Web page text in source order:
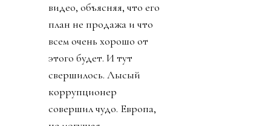
видео, объясняя, что его
план не продажа и что
всем очень хорошо от
этого будет. И тут
свершилось. Лысый
коррупционер
совершил чудо. Европа,